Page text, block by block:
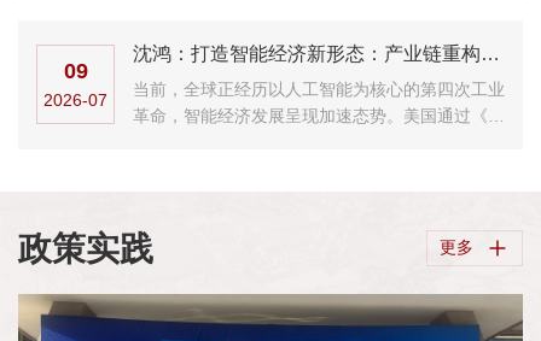
绍，北京大学新...
09
2026-07
沈鸿：打造智能经济新形态：产业链重构、比较优势与系统性政策框架
当前，全球正经历以人工智能为核心的第四次工业
革命，智能经济发展呈现加速态势。美国通过《芯
政策实践 更多